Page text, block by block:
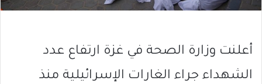
أعلنت وزارة الصحة في غزة ارتفاع عدد
الشهداء جراء الغارات الإسرائيلية منذ